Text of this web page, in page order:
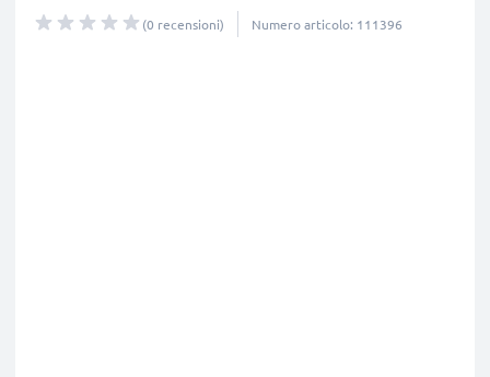
(0 recensioni) Numero articolo: 111396